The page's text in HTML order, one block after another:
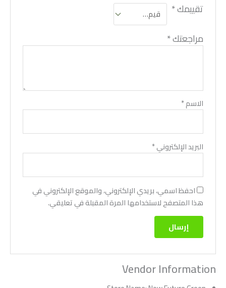
تقييمك*
مراجعتك*
الاسم*
البريد الإلكتروني*
احفظ اسمي، بريدي الإلكتروني، والموقع الإلكتروني في
هذا المتصفح لاستخدامها المرة المقبلة في تعليقي.
Vendor Information